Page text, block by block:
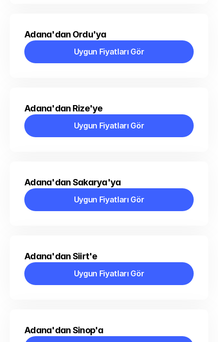
Adana'dan Ordu'ya
Uygun Fiyatları Gör
Uygun Fiyatları Gör
Adana'dan Rize'ye
Uygun Fiyatları Gör
Uygun Fiyatları Gör
Adana'dan Sakarya'ya
Uygun Fiyatları Gör
Uygun Fiyatları Gör
Adana'dan Siirt'e
Uygun Fiyatları Gör
Uygun Fiyatları Gör
Adana'dan Sinop'a